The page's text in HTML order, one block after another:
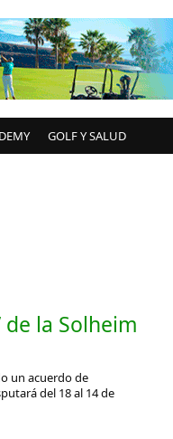
GOLF Y SALUD
la Solheim
un acuerdo de
del 18 al 14 de